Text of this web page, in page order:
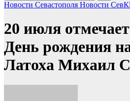
Новости Севастополя Новости
20 июля
День рождения
Латоха Михаил